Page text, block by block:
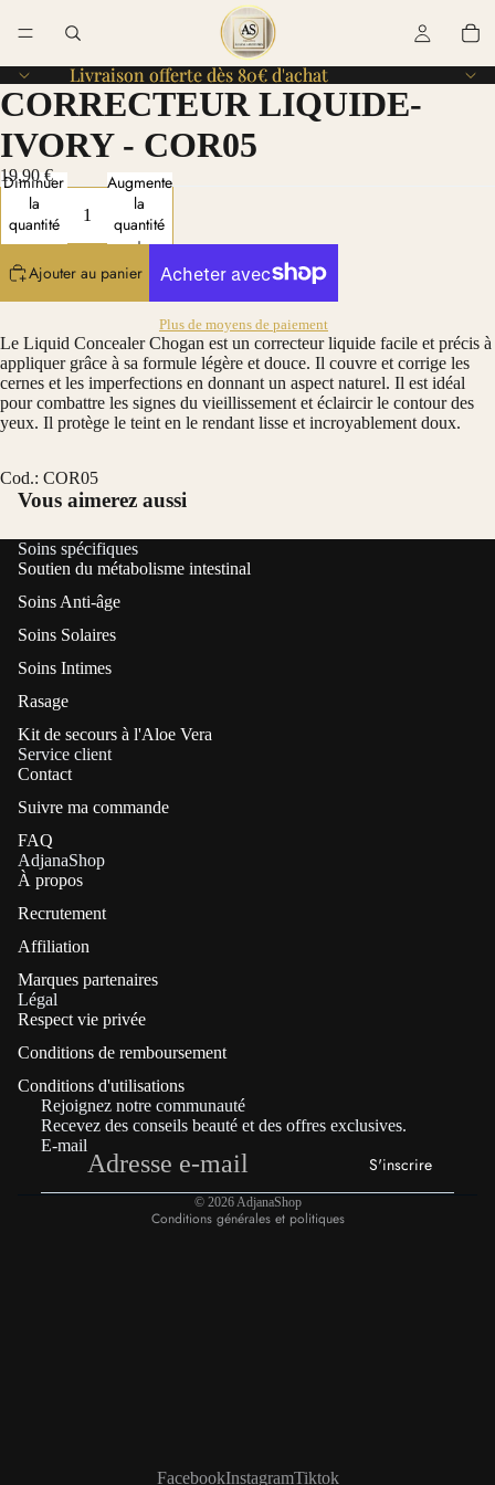
Livraison offerte dès 80€ d'achat
Livraison offerte dès 80€ d'achat
CORRECTEUR LIQUIDE-
IVORY - COR05
19,90 €
Diminuer
la
quantité
Augmenter
la
quantité
Ajouter au panier
Plus de moyens de paiement
Le Liquid Concealer Chogan est un correcteur liquide facile et précis à
appliquer grâce à sa formule légère et douce. Il couvre et corrige les
cernes et les imperfections en donnant un aspect naturel. Il est idéal
pour combattre les signes du vieillissement et éclaircir le contour des
yeux. Il protège le teint en le rendant lisse et incroyablement doux.
Cod.: COR05
Vous aimerez aussi
Soins spécifiques
Soutien du métabolisme intestinal
Soins Anti-âge
Soins Solaires
Soins Intimes
Rasage
Kit de secours à l'Aloe Vera
Service client
Contact
Suivre ma commande
FAQ
AdjanaShop
À propos
Recrutement
Affiliation
Marques partenaires
Légal
Respect vie privée
Conditions de remboursement
Conditions d'utilisations
Rejoignez notre communauté
Recevez des conseils beauté et des offres exclusives.
E-mail
S'inscrire
© 2026AdjanaShop
Conditions générales et politiques
Coordonnées
Politique de remboursement
Conditions générales de vente
Mentions légales
Conditions d’utilisation
FacebookInstagramTiktok